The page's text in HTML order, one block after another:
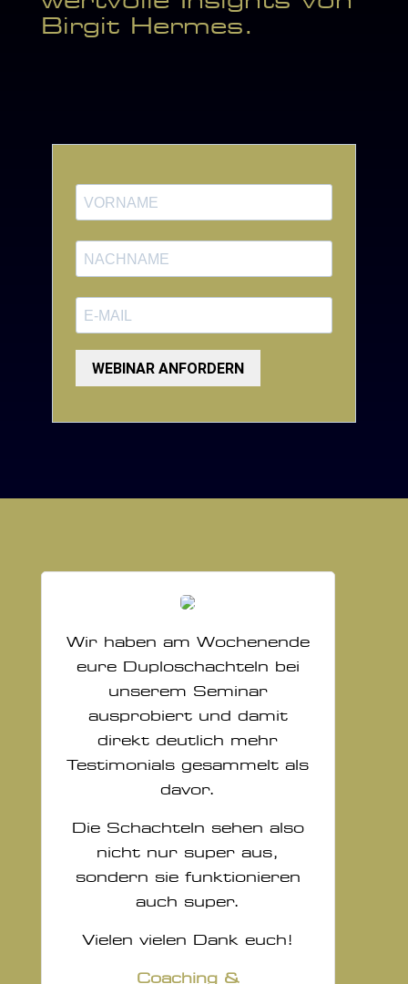
Birgit Hermes.
WEBINAR ANFORDERN
Wir haben am Wochenende
eure Duploschachteln bei
unserem Seminar
ausprobiert und damit
direkt deutlich mehr
Testimonials gesammelt als
davor.
Die Schachteln sehen also
nicht nur super aus,
sondern sie funktionieren
auch super.
Vielen vielen Dank euch!
Coaching &